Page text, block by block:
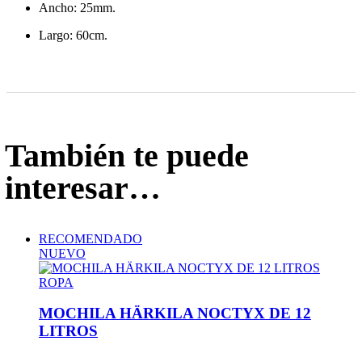
Ancho: 25mm.
Largo: 60cm.
También te puede
interesar…
RECOMENDADO
NUEVO
ROPA
MOCHILA HÄRKILA NOCTYX DE 12
LITROS